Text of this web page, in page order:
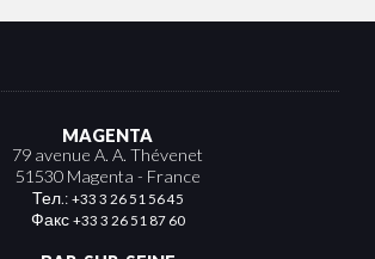
MAGENTA
79 avenue A. A. Thévenet
51530 Magenta - France
Тел.: +33 3 26 51 56 45
Факс +33 3 26 51 87 60